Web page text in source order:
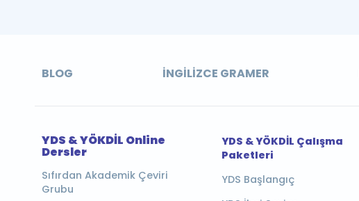
BLOG İNGILIZCE GRAMER
YDS & YÖKDİL Online
Dersler
Sıfırdan Akademik Çeviri
Grubu
YDS & YÖKDİL Çalışma
Paketleri
YDS Başlangıç